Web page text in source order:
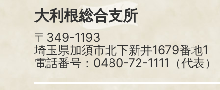
大利根総合支所
〒349-1193
埼玉県加須市北下新井1679番地1
電話番号：0480-72-1111（代表）